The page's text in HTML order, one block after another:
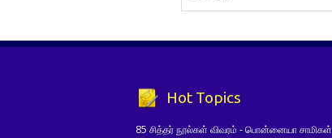
Hot Topics
85 சித்தர் நூல்கள் விவரம் - பொன்னையா சாமிகள்